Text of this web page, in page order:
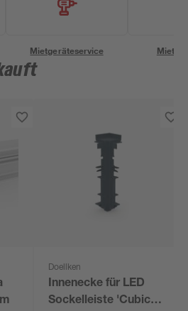
Mietgeräteservice
Doellken
Innenecke für LED
Sockelleiste 'Cubica